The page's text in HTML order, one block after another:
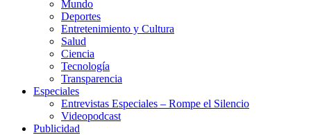
Mundo
Deportes
Entretenimiento y Cultura
Salud
Ciencia
Tecnología
Transparencia
Especiales
Entrevistas Especiales – Rompe el Silencio
Videopodcast
Publicidad